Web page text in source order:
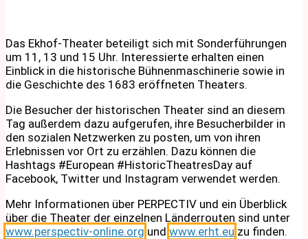
Das Ekhof-Theater beteiligt sich mit Sonderführungen
um 11, 13 und 15 Uhr. Interessierte erhalten einen
Einblick in die historische Bühnenmaschinerie sowie in
die Geschichte des 1683 eröffneten Theaters.
Die Besucher der historischen Theater sind an diesem
Tag außerdem dazu aufgerufen, ihre Besucherbilder in
den sozialen Netzwerken zu posten, um von ihren
Erlebnissen vor Ort zu erzählen. Dazu können die
Hashtags #European #HistoricTheatresDay auf
Facebook, Twitter und Instagram verwendet werden.
Mehr Informationen über PERPECTIV und ein Überblick
über die Theater der einzelnen Länderrouten sind unter
www.perspectiv-online.org und www.erht.eu zu finden.